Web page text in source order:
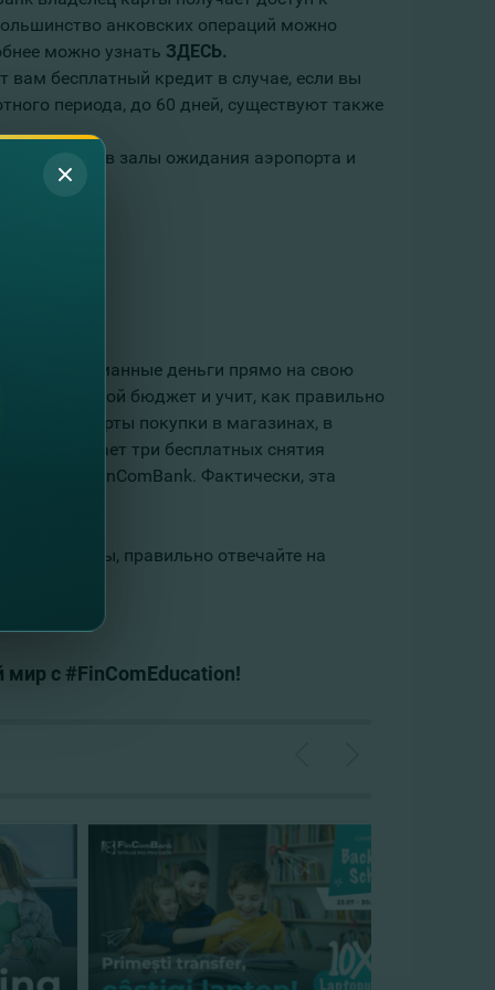
анковских операций можно
можно узнать ЗДЕСЬ.
вам бесплатный кредит в случае, если вы
периода, до 60 дней, существуют также
доступом в залы ожидания аэропорта и
карманные деньги прямо на свою
свой бюджет и учит, как правильно
карты покупки в магазинах, в
он получает три бесплатных снятия
FinComBank. Фактически, эта
внимательны, правильно отвечайте на
с #FinComEducation!